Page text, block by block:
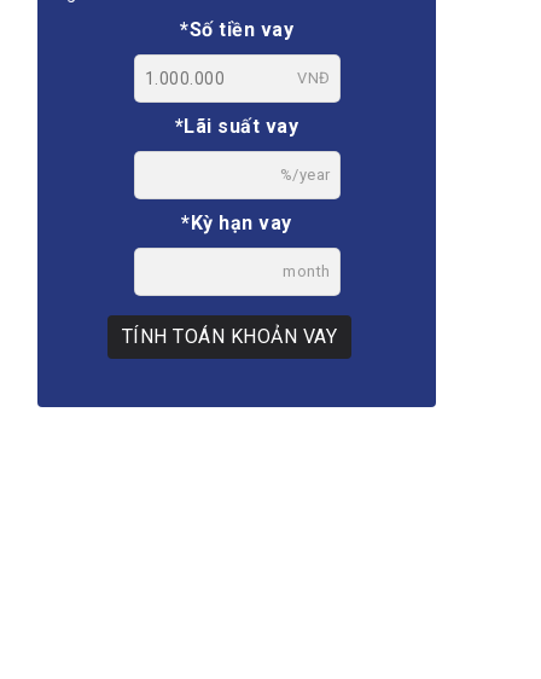
*Số tiền vay
VNĐ
*Lãi suất vay
%/year
*Kỳ hạn vay
month
TÍNH TOÁN KHOẢN VAY